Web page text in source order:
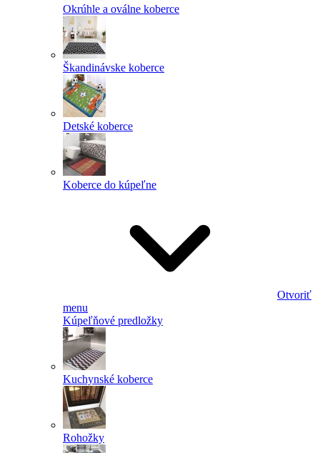
Okrúhle a oválne koberce
Škandinávske koberce
Detské koberce
Koberce do kúpeľne
Otvoriť
menu
Kúpeľňové predložky
Kuchynské koberce
Rohožky